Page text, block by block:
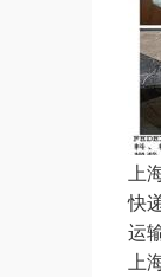
上
快
运
上